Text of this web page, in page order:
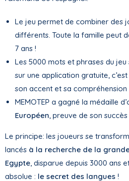
Le jeu permet de combiner des
différents. Toute la famille peut
7 ans !
Les 5000 mots et phrases du jeu
sur une application gratuite,
son accent et sa compréhension
MEMOTEP a gagné la médaille
Européen, preuve de son
Le principe: les joueurs se
lancés à la recherche de la
Egypte, disparue depuis 3000 ans
absolue : le secret des langues !